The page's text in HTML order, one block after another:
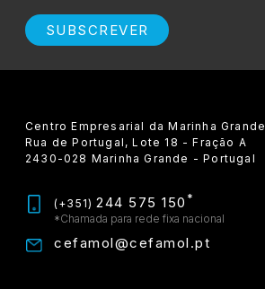
SUBSCREVER
Centro Empresarial da Marinha Grande
Rua de Portugal, Lote 18 - Fração A
2430-028 Marinha Grande - Portugal
(+351)244 575 150 *
*Chamada para rede fixa nacional
cefamol@cefamol.pt